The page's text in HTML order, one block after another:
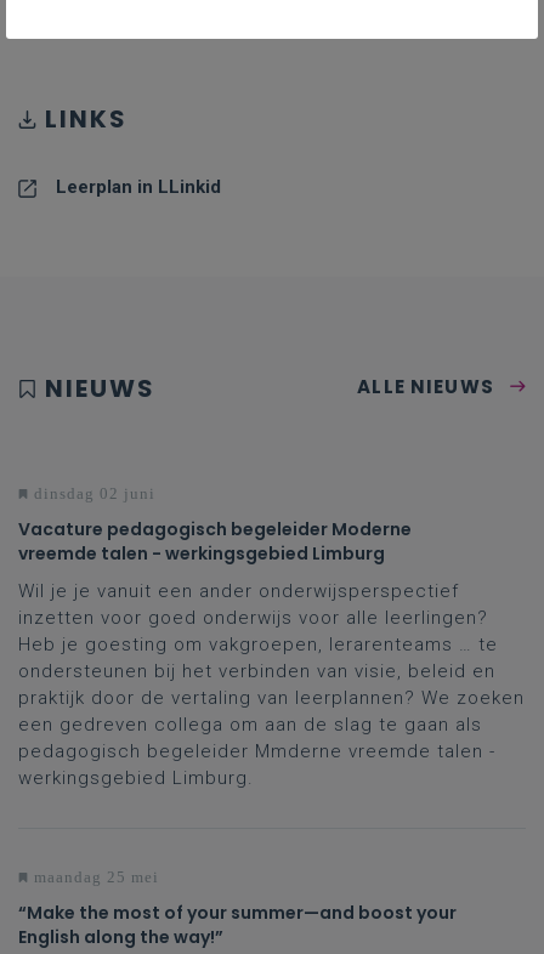
LINKS
Leerplan in LLinkid
NIEUWS ALLE NIEUWS
dinsdag 02 juni
Vacature pedagogisch begeleider Moderne
vreemde talen - werkingsgebied Limburg
Wil je je vanuit een ander onderwijsperspectief
inzetten voor goed onderwijs voor alle leerlingen?
Heb je goesting om vakgroepen, lerarenteams … te
ondersteunen bij het verbinden van visie, beleid en
praktijk door de vertaling van leerplannen? We zoeken
een gedreven collega om aan de slag te gaan als
pedagogisch begeleider Mmderne vreemde talen -
werkingsgebied Limburg.
maandag 25 mei
“Make the most of your summer—and boost your
English along the way!”